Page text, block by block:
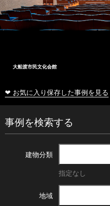
大船渡市民文化会館
❤ お気に入り保存した事例を見る
事例を検索する
建物分類
指定なし
地域